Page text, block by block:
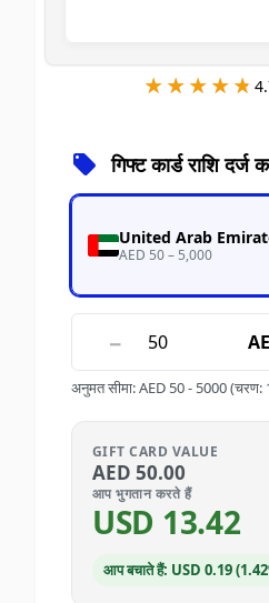
★★★★★
★★★★★
गिफ्ट कार्ड राशि दर्ज
United Arab
AED 50 – 5,000
−
अनुमत सीमा:AED 50- 5000(चरण:
GIFT CARD VALUE
AED 50.00
आप भुगतान करते हैं
USD 13.42
आप बचाते हैं: USD 0.19